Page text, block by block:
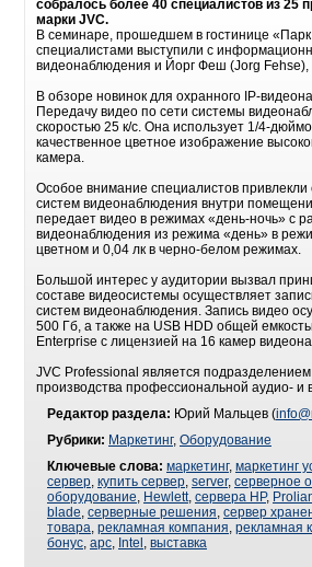
собралось более 40 специалистов из 25
марки JVC.
В семинаре, прошедшем в гостинице
специалистами выступили с
видеонаблюдения и Йорг Феш (Jorg
В обзоре новинок для охранного IP-
Передачу видео по сети системы
скоростью 25 к/с. Она использует 1/4-
качественное цветное изображение
камера.
Особое внимание специалистов
систем видеонаблюдения внутри
передает видео в режимах «день-ночь» с
видеонаблюдения из режима «день» в
цветном и 0,04 лк в черно-белом режимах.
Большой интерес у аудитории вызвал
составе видеосистемы осуществляет
систем видеонаблюдения. Запись видео
500 Гб, а также на USB HDD общей
Enterprise с лицензией на 16 камер
JVC Professional является
производства профессиональной аудио-
Редактор раздела: Юрий Мальцев (
Рубрики: Маркетинг, Оборудование
Ключевые слова: маркетинг, маркетинг
сервер, купить сервер, server, серверное
оборудование, Hewlett, сервера HP,
blade, серверные решения, сервер
товара, рекламная компания, рекламная
бонус, apc, Intel , выставка